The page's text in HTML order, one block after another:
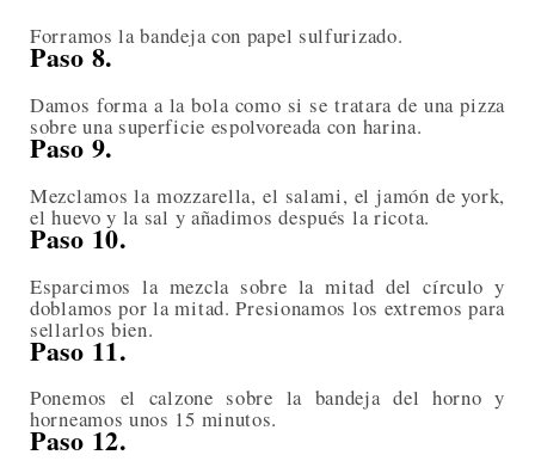
Forramos la bandeja con papel sulfurizado.
Paso 8.
Damos forma a la bola como si se tratara de una pizza
sobre una superficie espolvoreada con harina.
Paso 9.
Mezclamos la mozzarella, el salami, el jamón de york,
el huevo y la sal y añadimos después la ricota.
Paso 10.
Esparcimos la mezcla sobre la mitad del círculo y
doblamos por la mitad. Presionamos los extremos para
sellarlos bien.
Paso 11.
Ponemos el calzone sobre la bandeja del horno y
horneamos unos 15 minutos.
Paso 12.